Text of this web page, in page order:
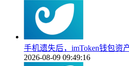
手机遗失后，imToken钱包资
2026-08-09 09:49:16